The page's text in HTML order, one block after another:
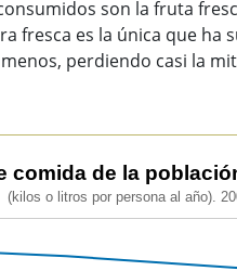
son la fruta
fresca es la única que ha
perdiendo casi la
de Euskal Herria
2023
comida de la
(kilos o litros por persona al año).